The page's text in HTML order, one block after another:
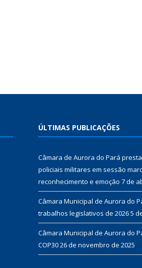
ÚLTIMAS PUBLICAÇÕES
Câmara de Aurora do Pará
policiais militares em sessão
reconhecimento e emoção 7 de
Câmara Municipal de Aurora do
trabalhos legislativos de 20265
Câmara Municipal de Aurora do
COP3026 de novembro de 2025